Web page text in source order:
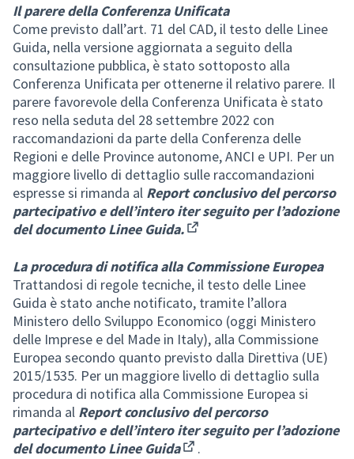
Il parere della Conferenza Unificata
Come previsto dall’art. 71 del CAD, il testo delle Linee
Guida, nella versione aggiornata a seguito della
consultazione pubblica, è stato sottoposto alla
Conferenza Unificata per ottenerne il relativo parere. Il
parere favorevole della Conferenza Unificata è stato
reso nella seduta del 28 settembre 2022 con
raccomandazioni da parte della Conferenza delle
Regioni e delle Province autonome, ANCI e UPI. Per un
maggiore livello di dettaglio sulle raccomandazioni
espresse si rimanda al Report conclusivo del percorso
partecipativo e dell’intero iter seguito per l’adozione
del documento Linee Guida.
La procedura di notifica alla Commissione Europea
Trattandosi di regole tecniche, il testo delle Linee
Guida è stato anche notificato, tramite l’allora
Ministero dello Sviluppo Economico (oggi Ministero
delle Imprese e del Made in Italy), alla Commissione
Europea secondo quanto previsto dalla Direttiva (UE)
2015/1535. Per un maggiore livello di dettaglio sulla
procedura di notifica alla Commissione Europea si
rimanda al Report conclusivo del percorso
partecipativo e dell’intero iter seguito per l’adozione
del documento Linee Guida
.